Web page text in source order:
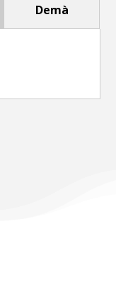
Demà